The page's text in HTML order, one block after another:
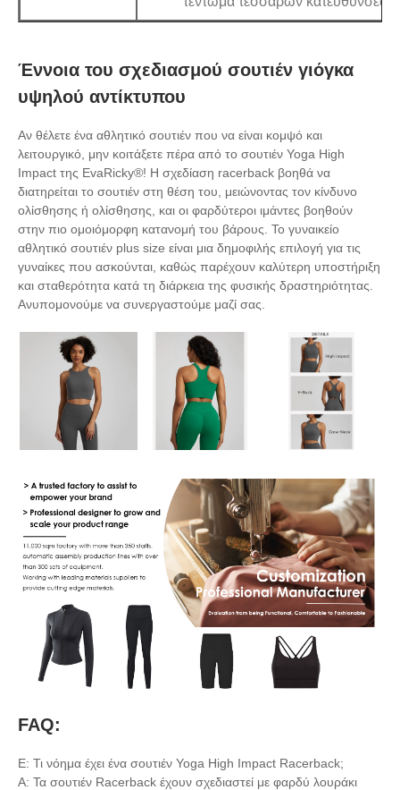
Έννοια του σχεδιασμού σουτιέν γιόγκα
υψηλού αντίκτυπου
Αν θέλετε ένα αθλητικό σουτιέν που να είναι κομψό και
λειτουργικό, μην κοιτάξετε πέρα ​​από το σουτιέν Yoga High
Impact της EvaRicky®! Η σχεδίαση racerback βοηθά να
διατηρείται το σουτιέν στη θέση του, μειώνοντας τον κίνδυνο
ολίσθησης ή ολίσθησης, και οι φαρδύτεροι ιμάντες βοηθούν
στην πιο ομοιόμορφη κατανομή του βάρους. Το γυναικείο
αθλητικό σουτιέν plus size είναι μια δημοφιλής επιλογή για τις
γυναίκες που ασκούνται, καθώς παρέχουν καλύτερη υποστήριξη
και σταθερότητα κατά τη διάρκεια της φυσικής δραστηριότητας.
Ανυπομονούμε να συνεργαστούμε μαζί σας.
FAQ:
Ε: Τι νόημα έχει ένα σουτιέν Yoga High Impact Racerback;
Α: Τα σουτιέν Racerback έχουν σχεδιαστεί με φαρδύ λουράκι